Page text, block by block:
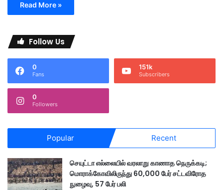
Read More »
Follow Us
0
Fans
151k
Subscribers
0
Followers
Popular Recent
செயுட்டா எல்லையில் வரலாறு காணாத நெருக்கடி;
மொராக்கோவிலிருந்து 60,000 பேர் சட்டவிரோத
நுழைவு, 57 பேர் பலி